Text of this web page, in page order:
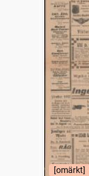
[omärkt]